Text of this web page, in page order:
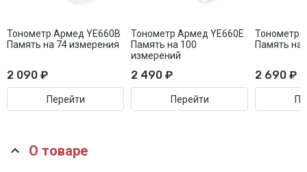
Тонометр Армед YE660B
Память на 74 измерения
2 090 ₽
Перейти
Тонометр Армед YE660E
Память на 100
измерений
2 490 ₽
Перейти
Тонометр
Память на
2 690 ₽
О товаре